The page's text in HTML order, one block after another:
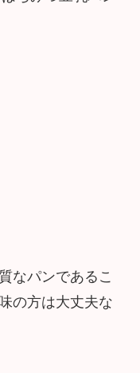
なパンであるこ
の方は大丈夫な